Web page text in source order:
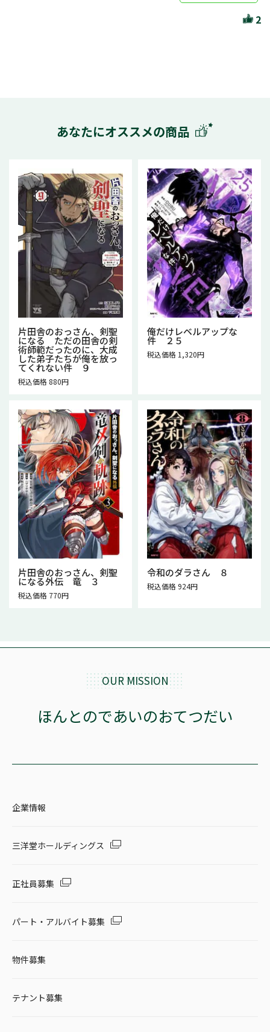
2
あなたにオススメの商品
片田舎のおっさん、剣聖
になる ただの田舎の剣
術師範だったのに、大成
した弟子たちが俺を放っ
てくれない件 ９
税込価格 880円
俺だけレベルアップな
件 ２５
税込価格 1,320円
片田舎のおっさん、剣聖
になる外伝 竜 ３
税込価格 770円
令和のダラさん ８
税込価格 924円
OUR MISSION
ほんとのであいのおてつだい
企業情報
三洋堂ホールディングス
正社員募集
パート・アルバイト募集
物件募集
テナント募集